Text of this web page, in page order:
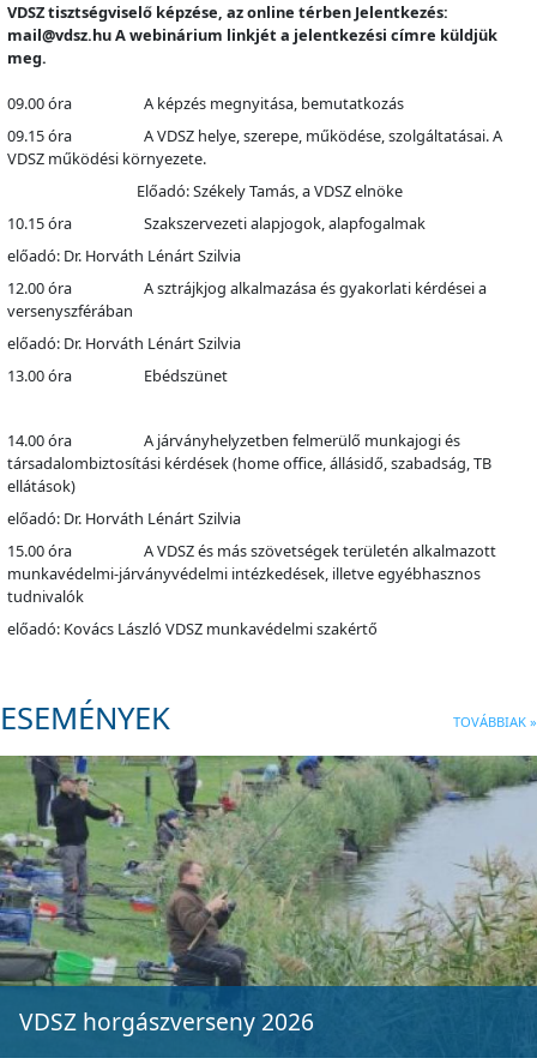
VDSZ tisztségviselő képzése, az online térben Jelentkezés:
mail@vdsz.hu A webinárium linkjét a jelentkezési címre küldjük
meg.
09.00 óra A képzés megnyitása, bemutatkozás
09.15 óra A VDSZ helye, szerepe, működése, szolgáltatásai. A
VDSZ működési környezete.
Előadó: Székely Tamás, a VDSZ elnöke
10.15 óra Szakszervezeti alapjogok, alapfogalmak
előadó: Dr. Horváth Lénárt Szilvia
12.00 óra A sztrájkjog alkalmazása és gyakorlati kérdései a
versenyszférában
előadó: Dr. Horváth Lénárt Szilvia
13.00 óra Ebédszünet
14.00 óra A járványhelyzetben felmerülő munkajogi és
társadalombiztosítási kérdések (home office, állásidő, szabadság, TB
ellátások)
előadó: Dr. Horváth Lénárt Szilvia
15.00 óra A VDSZ és más szövetségek területén alkalmazott
munkavédelmi-járványvédelmi intézkedések, illetve egyébhasznos
tudnivalók
előadó: Kovács László VDSZ munkavédelmi szakértő
ESEMÉNYEK TOVÁBBIAK »
VDSZ horgászverseny 2026